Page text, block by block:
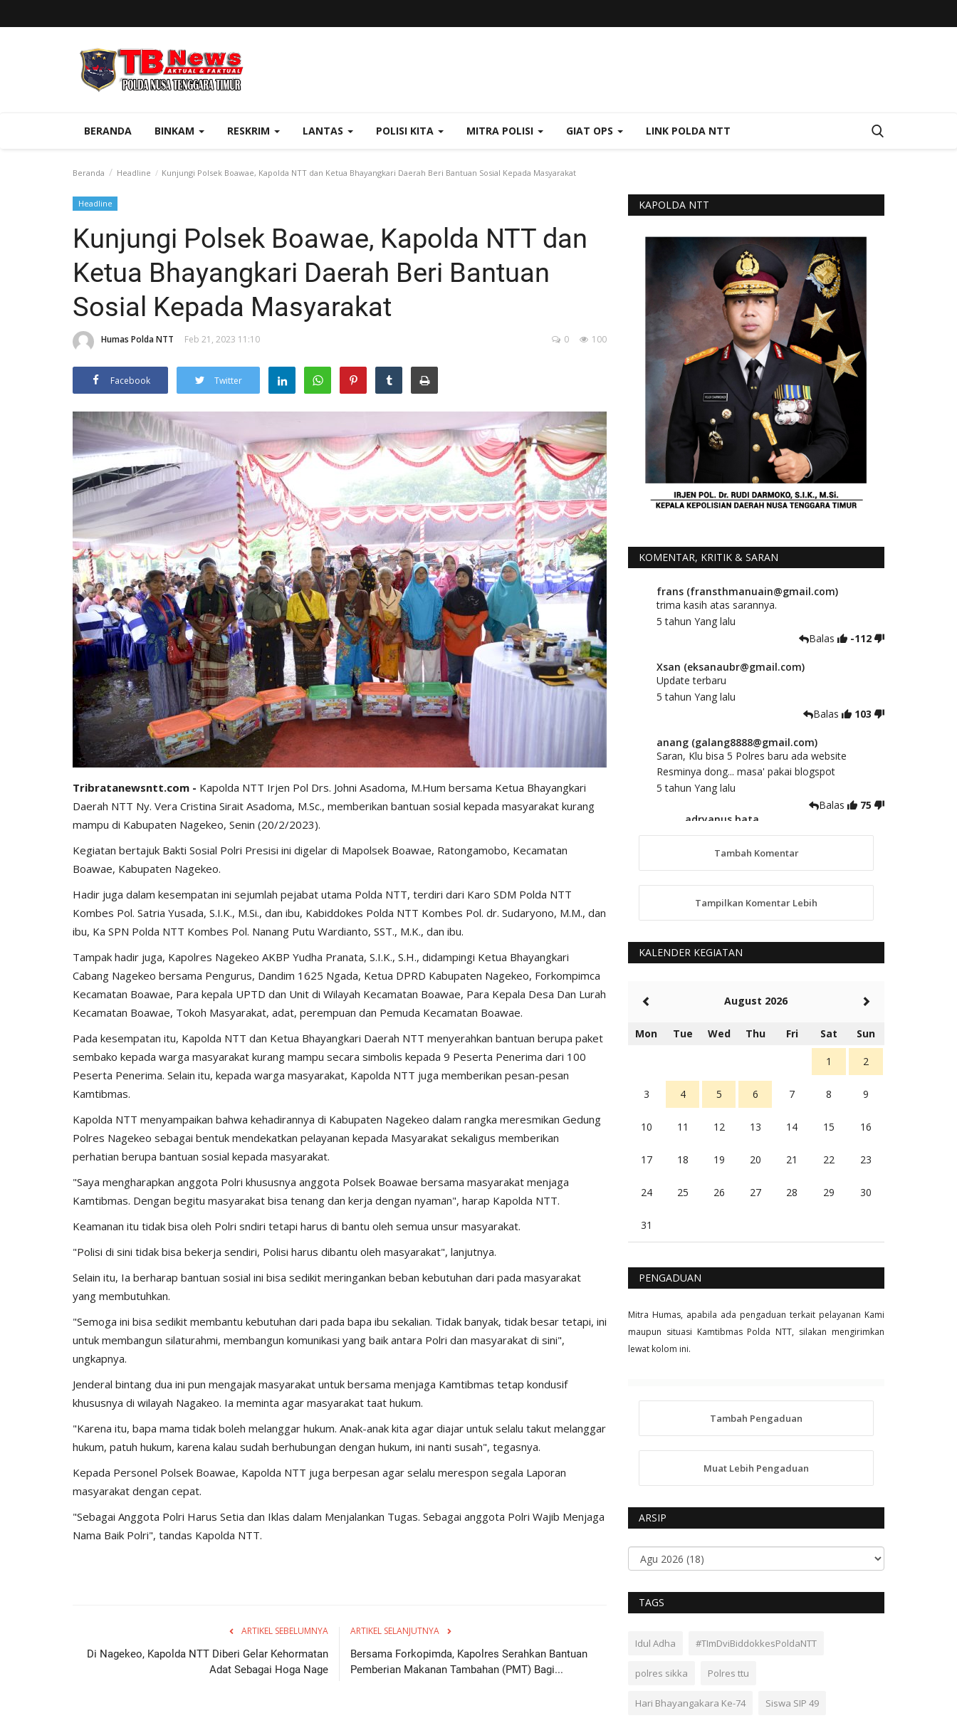
BERANDA BINKAM RESKRIM LANTAS POLISI KITA MITRA POLISI GIAT OPS LINK POLDA NTT
Beranda Headline Kunjungi Polsek Boawae, Kapolda NTT dan Ketua Bhayangkari Daerah Beri Bantuan Sosial Kepada Masyarakat
Headline
Kunjungi Polsek Boawae, Kapolda NTT dan
Ketua Bhayangkari Daerah Beri Bantuan
Sosial Kepada Masyarakat
Humas Polda NTT Feb 21, 2023 11:10 100
0
Facebook Twitter
Tribratanewsntt.com - Kapolda NTT Irjen Pol Drs. Johni Asadoma, M.Hum bersama Ketua Bhayangkari
Daerah NTT Ny. Vera Cristina Sirait Asadoma, M.Sc., memberikan bantuan sosial kepada masyarakat kurang
mampu di Kabupaten Nagekeo, Senin (20/2/2023).
Kegiatan bertajuk Bakti Sosial Polri Presisi ini digelar di Mapolsek Boawae, Ratongamobo, Kecamatan
Boawae, Kabupaten Nagekeo.
Hadir juga dalam kesempatan ini sejumlah pejabat utama Polda NTT, terdiri dari Karo SDM Polda NTT
Kombes Pol. Satria Yusada, S.I.K., M.Si., dan ibu, Kabiddokes Polda NTT Kombes Pol. dr. Sudaryono, M.M., dan
ibu, Ka SPN Polda NTT Kombes Pol. Nanang Putu Wardianto, SST., M.K., dan ibu.
Tampak hadir juga, Kapolres Nagekeo AKBP Yudha Pranata, S.I.K., S.H., didampingi Ketua Bhayangkari
Cabang Nagekeo bersama Pengurus, Dandim 1625 Ngada, Ketua DPRD Kabupaten Nagekeo, Forkompimca
Kecamatan Boawae, Para kepala UPTD dan Unit di Wilayah Kecamatan Boawae, Para Kepala Desa Dan Lurah
Kecamatan Boawae, Tokoh Masyarakat, adat, perempuan dan Pemuda Kecamatan Boawae.
Pada kesempatan itu, Kapolda NTT dan Ketua Bhayangkari Daerah NTT menyerahkan bantuan berupa paket
sembako kepada warga masyarakat kurang mampu secara simbolis kepada 9 Peserta Penerima dari 100
Peserta Penerima. Selain itu, kepada warga masyarakat, Kapolda NTT juga memberikan pesan-pesan
Kamtibmas.
Kapolda NTT menyampaikan bahwa kehadirannya di Kabupaten Nagekeo dalam rangka meresmikan Gedung
Polres Nagekeo sebagai bentuk mendekatkan pelayanan kepada Masyarakat sekaligus memberikan
perhatian berupa bantuan sosial kepada masyarakat.
"Saya mengharapkan anggota Polri khususnya anggota Polsek Boawae bersama masyarakat menjaga
Kamtibmas. Dengan begitu masyarakat bisa tenang dan kerja dengan nyaman", harap Kapolda NTT.
Keamanan itu tidak bisa oleh Polri sndiri tetapi harus di bantu oleh semua unsur masyarakat.
"Polisi di sini tidak bisa bekerja sendiri, Polisi harus dibantu oleh masyarakat", lanjutnya.
Selain itu, Ia berharap bantuan sosial ini bisa sedikit meringankan beban kebutuhan dari pada masyarakat
yang membutuhkan.
"Semoga ini bisa sedikit membantu kebutuhan dari pada bapa ibu sekalian. Tidak banyak, tidak besar tetapi, ini
untuk membangun silaturahmi, membangun komunikasi yang baik antara Polri dan masyarakat di sini",
ungkapnya.
Jenderal bintang dua ini pun mengajak masyarakat untuk bersama menjaga Kamtibmas tetap kondusif
khususnya di wilayah Nagakeo. Ia meminta agar masyarakat taat hukum.
"Karena itu, bapa mama tidak boleh melanggar hukum. Anak-anak kita agar diajar untuk selalu takut melanggar
hukum, patuh hukum, karena kalau sudah berhubungan dengan hukum, ini nanti susah", tegasnya.
Kepada Personel Polsek Boawae, Kapolda NTT juga berpesan agar selalu merespon segala Laporan
masyarakat dengan cepat.
"Sebagai Anggota Polri Harus Setia dan Iklas dalam Menjalankan Tugas. Sebagai anggota Polri Wajib Menjaga
Nama Baik Polri", tandas Kapolda NTT.
ARTIKEL SEBELUMNYA
Di Nagekeo, Kapolda NTT Diberi Gelar Kehormatan
Adat Sebagai Hoga Nage
ARTIKEL SELANJUTNYA
Bersama Forkopimda, Kapolres Serahkan Bantuan
Pemberian Makanan Tambahan (PMT) Bagi...
KAPOLDA NTT
KOMENTAR, KRITIK & SARAN
frans (fransthmanuain@gmail.com)
trima kasih atas sarannya.
5 tahun Yang lalu
Balas
-112
Xsan (eksanaubr@gmail.com)
Update terbaru
5 tahun Yang lalu
Balas
103
anang (galang8888@gmail.com)
Saran, Klu bisa 5 Polres baru ada website
Resminya dong... masa' pakai blogspot
5 tahun Yang lalu
Balas
75
adryanus bata
kami tindaklanjuti
5 tahun Yang lalu
88
anggy (anakkaos@gmail.com)
Sumba Barat Aman, Trmksih Pak Polisi
5 tahun Yang lalu
Rambu (rambu03@gmail.com)
5 tahun Yang lalu
Balas
16
Tambah Komentar
Tampilkan Komentar Lebih
KALENDER KEGIATAN
August 2026
Mon Tue Wed Thu Fri Sat Sun
1 2
3 4 5 6 7 8 9
10 11 12 13 14 15 16
17 18 19 20 21 22 23
24 25 26 27 28 29 30
31
PENGADUAN
Mitra Humas, apabila ada pengaduan terkait pelayanan Kami
maupun situasi Kamtibmas Polda NTT, silakan mengirimkan
lewat kolom ini.
Tambah Pengaduan
Muat Lebih Pengaduan
ARSIP
TAGS
Idul Adha #TImDviBiddokkesPoldaNTT
polres sikka Polres ttu
Hari Bhayangakara Ke-74 Siswa SIP 49